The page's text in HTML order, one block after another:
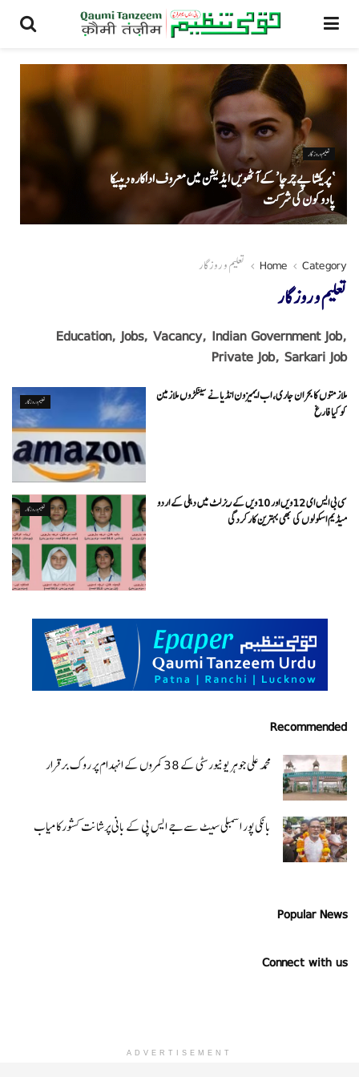
تعلیم و روزگار
‘ پریکشا پے چرچا’ کے آٹھویں ایڈیشن میں معروف اداکارہ دیپیکا
پادوکون کی شرکت
Home Category تعلیم و روزگار
تعلیم و روزگار
Education, Jobs, Vacancy, Indian Government Job,
Private Job, Sarkari Job
تعلیم و روزگار
ملازمتوں کا بحران جاری، اب ایمیزون انڈیا نے سینکڑوں ملازمین
کو کیا فارغ
تعلیم و روزگار
سی بی ایس ای 12ویں اور 10ویں کے ریزلٹ میں دہلی کے اردو
میڈیم اسکولوں کی بھی بہترین کارکردگی
Recommended
محمد علی جوہر یونیورسٹی کے 38 کمروں کے انہدام پر روک برقرار
بانکی پور اسمبلی سیٹ سےجے ایس پی کے بانی پرشانت کشورکامیاب
Popular News
Connect with us
ADVERTISEMENT